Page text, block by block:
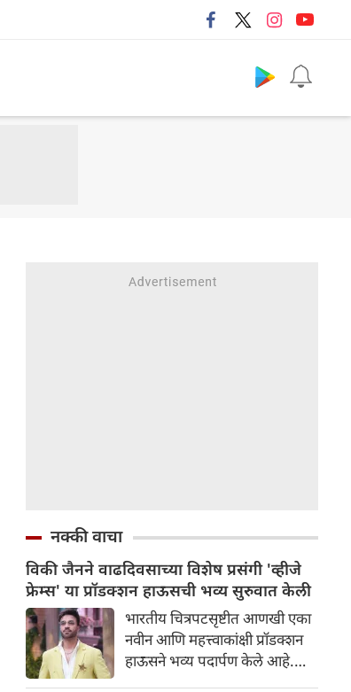
नक्की वाचा
विकी जैनने वाढदिवसाच्या विशेष प्रसंगी 'व्हीजे
फ्रेम्स' या प्रॉडक्शन हाऊसची भव्य सुरुवात केली
भारतीय चित्रपटसृष्टीत आणखी एका
नवीन आणि महत्त्वाकांक्षी प्रॉडक्शन
हाऊसने भव्य पदार्पण केले आहे.